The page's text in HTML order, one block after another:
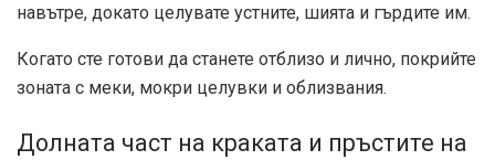
навътре, докато целувате устните, шията и гърдите им.
Когато сте готови да станете отблизо и лично, покрийте
зоната с меки, мокри целувки и облизвания.
Долната част на краката и пръстите на